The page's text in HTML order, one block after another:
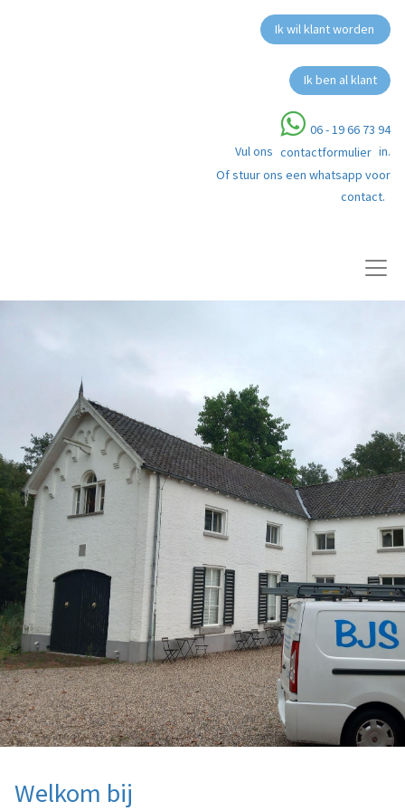
Ik wil klant worden
Ik ben al klant
06 - 19 66 73 94
Vul ons contactformulier in.
Of stuur ons een whatsapp voor
contact.
Welkom bij